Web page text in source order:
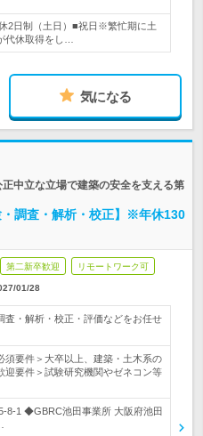
2日制（土日）■祝日※繁忙期に土
代休取得をし…
気になる
中立な立場で建築の安全を支える第
調査・解析・校正】※年休130
第二新卒歓迎 リモートワーク可
01/28
査・解析・校正・評価などをお任せ
須要件＞大卒以上、建築・土木系の
迎要件＞試験研究機関やゼネコン等
8-1 ◆GBRC池田事業所 大阪府池田